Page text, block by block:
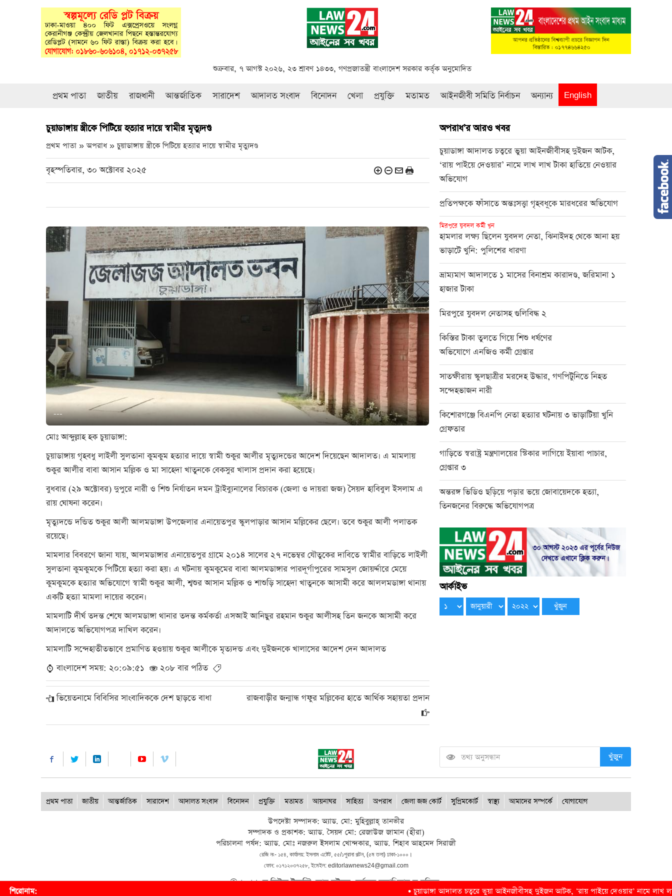
শুক্রবার, ৭ আগস্ট ২০২৬, ২৩ শ্রাবণ ১৪৩৩, গণপ্রজাতন্ত্রী বাংলাদেশ সরকার কর্তৃক অনুমোদিত
প্রথম পাতা জাতীয় রাজধানী আন্তর্জাতিক সারাদেশ আদালত সংবাদ বিনোদন খেলা প্রযুক্তি মতামত আইনজীবী সমিতি নির্বাচন অন্যান্য English
চুয়াডাঙ্গায় স্ত্রীকে‌ পিটিয়ে হত্যার দায়ে স্বামীর মৃত্যুদণ্ড
প্রথম পাতা » অপরাধ »চুয়াডাঙ্গায় স্ত্রীকে‌ পিটিয়ে হত্যার দায়ে স্বামীর মৃত্যুদণ্ড
বৃহস্পতিবার, ৩০ অক্টোবর ২০২৫
---
মোঃ আব্দুল্লাহ হক চুয়াডাঙ্গা:
চুয়াডাঙ্গায় গৃহবধু লাইলী সুলতানা কুমকুম হত্যার দায়ে স্বামী শুকুর আলীর মৃত্যুদন্ডের আদেশ দিয়েছেন আদালত। এ মামলায়
শুকুর আলীর বাবা আসান মল্লিক ও মা সাহেদা খাতুনকে বেকসুর খালাস প্রদান করা হয়েছে।
বুধবার (২৯ অক্টোবর) দুপুরে নারী ও শিশু নির্যাতন দমন ট্রাইব্যুনালের বিচারক (জেলা ও দায়রা জজ) সৈয়দ হাবিবুল ইসলাম এ
রায় ঘোষনা করেন।
মৃত্যুদন্ডে দন্ডিত শুকুর আলী আলমডাঙ্গা উপজেলার এনায়েতপুর স্কুলপাড়ার আসান মল্লিকের ছেলে। তবে শুকুর আলী পলাতক
রয়েছে।
মামলার বিবরণে জানা যায়, আলমডাঙ্গার এনায়েতপুর গ্রামে ২০১৪ সালের ২৭ নভেম্বর যৌতুকের দাবিতে স্বামীর বাড়িতে লাইলী
সুলতানা কুমকুমকে পিটিয়ে হত্যা করা হয়। এ ঘটনায় কুমকুমের বাবা আলমডাঙ্গার পারদূর্গাপুরের সামসুল জোয়র্দ্দারে মেয়ে
কুমকুমকে হত্যার অভিযোগে স্বামী শুকুর আলী, শ্বশুর আসান মল্লিক ও শাশুড়ি সাহেদা খাতুনকে আসামী করে আললমডাঙ্গা থানায়
একটি হত্যা মামলা দায়ের করেন।
মামলাটি দীর্ঘ তদন্ত শেষে আলমডাঙ্গা থানার তদন্ত কর্মকর্তা এসআই আনিছুর রহমান শুকুর আলীসহ তিন জনকে আসামী করে
আদালতে অভিযোগপত্র দাখিল করেন।
মামলাটি সন্দেহাতীতভাবে প্রমাণিত হওয়ায় শুকুর আলীকে মৃত্যদন্ড এবং দুইজনকে খালাসের আদেশ দেন আদালত
বাংলাদেশ সময়: ২০:০৯:৫১
২০৮ বার পঠিত
ভিয়েতনামে বিবিসির সাংবাদিককে দেশ ছাড়তে বাধা রাজবাড়ীর জন্মান্ধ গফুর মল্লিকের হাতে আর্থিক সহায়তা প্রদান
অপরাধ’র আরও খবর
চুয়াডাঙ্গা আদালত চত্বরে ভুয়া আইনজীবীসহ দুইজন আটক,
‘রায় পাইয়ে দেওয়ার’ নামে লাখ লাখ টাকা হাতিয়ে নেওয়ার
অভিযোগ
প্রতিপক্ষকে ফাঁসাতে অন্তঃসত্ত্বা গৃহবধূকে মারধরের অভিযোগ
মিরপুরে যুবদল কর্মী খুন
হামলার লক্ষ্য ছিলেন যুবদল নেতা, ঝিনাইদহ থেকে আনা হয়
ভাড়াটে খুনি: পুলিশের ধারণা
ভ্রাম্যমাণ আদালতে ১ মাসের বিনাশ্রম কারাদণ্ড, জরিমানা ১
হাজার টাকা
মিরপুরে যুবদল নেতাসহ গুলিবিদ্ধ ২
কিস্তির টাকা তুলতে গিয়ে শিশু ধর্ষণের
অভিযোগে এনজিও কর্মী গ্রেপ্তার
সাতক্ষীরায় স্কুলছাত্রীর মরদেহ উদ্ধার, গণপিটুনিতে নিহত
সন্দেহভাজন নারী
কিশোরগঞ্জে বিএনপি নেতা হত্যার ঘটনায় ৩ ভাড়াটিয়া খুনি
গ্রেফতার
গাড়িতে স্বরাষ্ট্র মন্ত্রণালয়ের স্টিকার লাগিয়ে ইয়াবা পাচার,
গ্রেপ্তার ৩
অন্তরঙ্গ ভিডিও ছড়িয়ে পড়ার ভয়ে জোবায়েদকে হত্যা,
তিনজনের বিরুদ্ধে অভিযোগপত্র
আর্কাইভ
খুঁজুন
প্রথম পাতা জাতীয় আন্তর্জাতিক সারাদেশ আদালত সংবাদ বিনোদন প্রযুক্তি মতামত আয়নাঘর সাহিত্য অপরাধ জেলা জজ কোর্ট সুপ্রিমকোর্ট স্বাস্থ্য আমাদের সম্পর্কে যোগাযোগ
উপদেষ্টা সম্পাদক: অ্যাড. মো: মুহিবুল্লাহ্ তানভীর
সম্পাদক ও প্রকাশক: অ্যাড. সৈয়দ মো: রেজাউজ জামান (হীরা)
পরিচালনা পর্ষদ: অ্যাড. মোঃ নজরুল ইসলাম খোন্দকার, অ্যাড. শিহাব আহমেদ সিরাজী
রেজি নং- ১৫৪, কার্যালয়: ইসলাম এষ্টেট, ৫৫/১পুরানা পল্টন, (৫ম তলা) ঢাকা-১০০০।
ফোন: ০১৭১২০৩৭২৫৮, ইমেইল: editorlawnews24@gmail.com
© ২০২৬ ল নিউজ টুয়েন্টি ফোর ডটকম, সর্বস্বত্ব স্বত্বাধিকার সংরক্ষিত।
শিরোনাম: চুয়াডাঙ্গা আদালত চত্বরে ভুয়া আইনজীবীসহ দুইজন আটক, ‘রায় পাইয়ে দেওয়ার’ নামে লাখ লাখ টাকা